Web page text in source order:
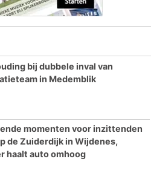
bij dubbele inval van
in Medemblik
momenten voor inzittenden
de Zuiderdijk in Wijdenes,
haalt auto omhoog